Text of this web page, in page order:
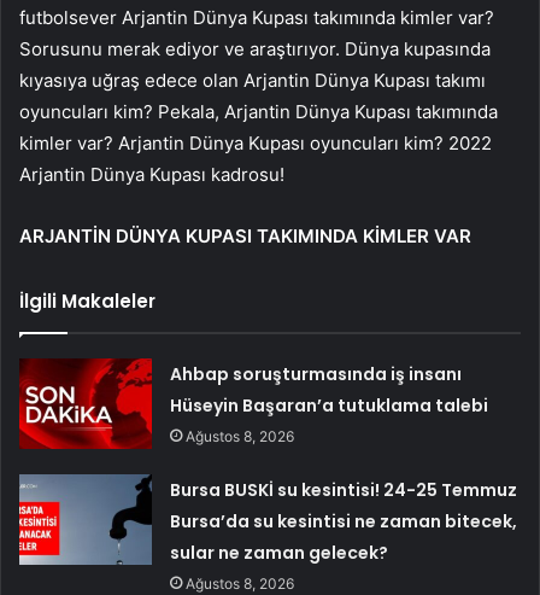
futbolsever Arjantin Dünya Kupası takımında kimler var?
Sorusunu merak ediyor ve araştırıyor. Dünya kupasında
kıyasıya uğraş edece olan Arjantin Dünya Kupası takımı
oyuncuları kim? Pekala, Arjantin Dünya Kupası takımında
kimler var? Arjantin Dünya Kupası oyuncuları kim? 2022
Arjantin Dünya Kupası kadrosu!
ARJANTİN DÜNYA KUPASI TAKIMINDA KİMLER VAR
İlgili Makaleler
Ahbap soruşturmasında iş insanı
Hüseyin Başaran’a tutuklama talebi
Ağustos 8, 2026
Bursa BUSKİ su kesintisi! 24-25 Temmuz
Bursa’da su kesintisi ne zaman bitecek,
sular ne zaman gelecek?
Ağustos 8, 2026